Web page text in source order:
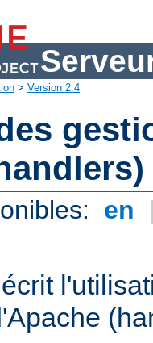
> Version 2.4
en